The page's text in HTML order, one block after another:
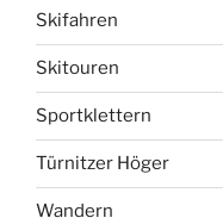
Skifahren
Skitouren
Sportklettern
Türnitzer Höger
Wandern